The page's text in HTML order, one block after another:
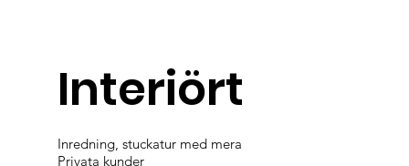
Interiört
Inredning, stuckatur med mera
Privata kunder